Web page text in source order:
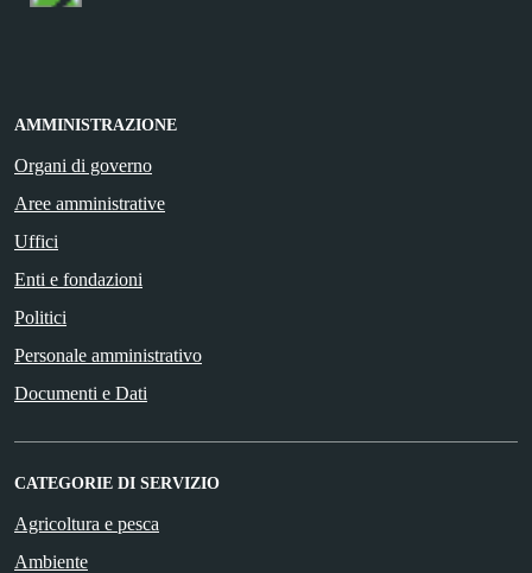
AMMINISTRAZIONE
Organi di governo
Aree amministrative
Uffici
Enti e fondazioni
Politici
Personale amministrativo
Documenti e Dati
CATEGORIE DI SERVIZIO
Agricoltura e pesca
Ambiente